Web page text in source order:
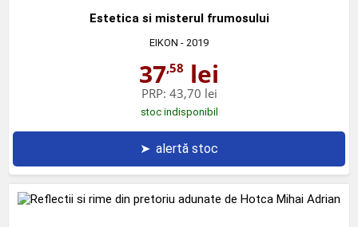
Estetica si misterul frumosului
EIKON - 2019
37,58 lei
PRP: 43,70 lei
stoc indisponibil
➤ alertă stoc